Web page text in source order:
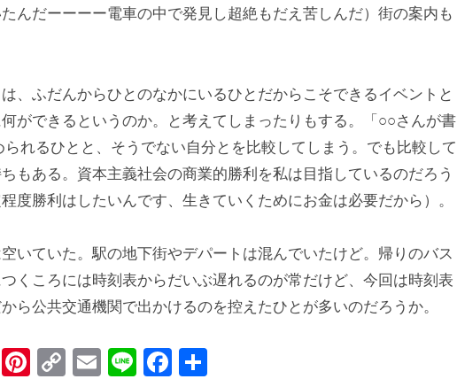
んだーーーー電車の中で発見し超絶もだえ苦しんだ）街の案内も
、ふだんからひとのなかにいるひとだからこそできるイベントと
ができるというのか。と考えてしまったりもする。「○○さんが書
れるひとと、そうでない自分とを比較してしまう。でも比較して
もある。資本主義社会の商業的勝利を私は目指しているのだろう
度勝利はしたいんです、生きていくためにお金は必要だから）。
いていた。駅の地下街やデパートは混んでいたけど。帰りのバス
くころには時刻表からだいぶ遅れるのが常だけど、今回は時刻表
ら公共交通機関で出かけるのを控えたひとが多いのだろうか。
P
Pi
C
E
Li
F